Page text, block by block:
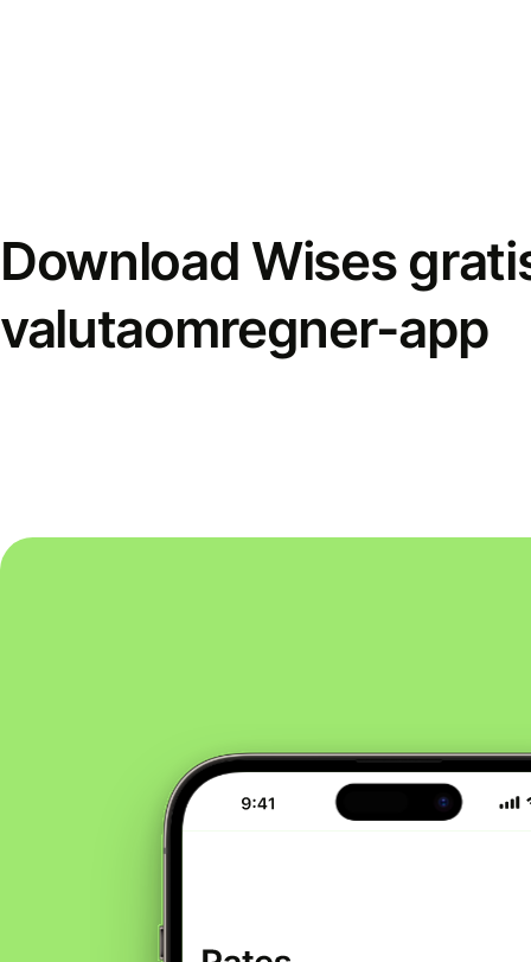
Download Wises
valutaomregner-app